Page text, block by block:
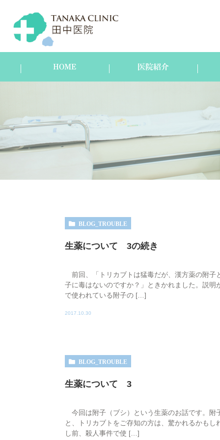
HOME 医院紹介
スタッフ紹介
BLOG_TROUBLE
生薬について 3の続き
前回、「トリカブトは猛毒だが、漢方薬の附子
子に毒はないのですか？」ときかれました。説
で使われている附子の […]
2017.10.30
BLOG_TROUBLE
生薬について 3
今回は附子（ブシ）という生薬のお話です。附
と、トリカブトをご存知の方は、驚かれるかも
し前、殺人事件で使 […]